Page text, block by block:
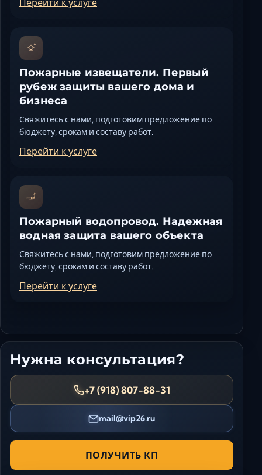
Перейти к услуге
Пожарные извещатели. Первый
рубеж защиты вашего дома и
бизнеса
Свяжитесь с нами, подготовим предложение по
бюджету, срокам и составу работ.
Перейти к услуге
Пожарный водопровод. Надежная
водная защита вашего объекта
Свяжитесь с нами, подготовим предложение по
бюджету, срокам и составу работ.
Перейти к услуге
Нужна консультация?
+7 (918) 807-88-31
mail@vip26.ru
ПОЛУЧИТЬ КП